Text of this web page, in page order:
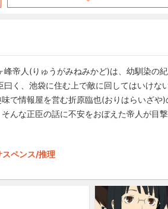
帝人(りゅうがみねみかど)は、幼馴染の
く、池袋に住む上で敵に回してはいけ
で情報屋を営む折原臨也(おりはらいざ
んな正臣の話に不安をおぼえた帝人が目
ペンス/推理